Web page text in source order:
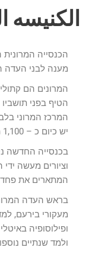
الكنيسه
הכנסייה
מענה לבני העדה
המרונים הם
הטיף בפני
המרכז המרוני
יש כיום כ – 1,100 מרונים.
בכנסייה החדשה
המתארים את
בראש העדה
מעקורי בירעם,
ולמד שנתיים